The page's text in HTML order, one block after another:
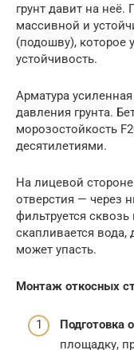
грунт давит на
массивной и
(подошву), которое
устойчивость.
Арматура
давления грунта.
морозостойкость
десятилетиями.
На лицевой
отверстия — через
фильтруется
скапливается вода,
может упасть.
Монтаж откосных
Подготовка
площадку,